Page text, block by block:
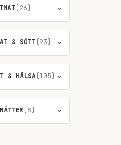
(26)
& SÖTT (93)
& HÄLSA (105)
(8)